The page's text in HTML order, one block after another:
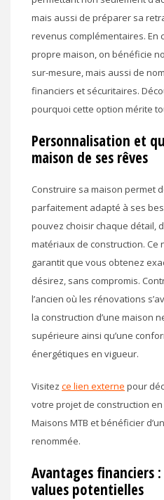
mais aussi de préparer sa
revenus complémentaires. En
propre maison, on bénéficie
sur-mesure, mais aussi de
financiers et sécuritaires.
pourquoi cette option mérite
Personnalisation et
maison de ses rêves
Construire sa maison permet
parfaitement adapté à ses
pouvez choisir chaque détail,
matériaux de construction.
garantit que vous obtenez
désirez, sans compromis.
l’ancien où les rénovations
la construction d’une maison
supérieure ainsi qu’une
énergétiques en vigueur.
Visitez ce lien externe pour
votre projet de construction
Maisons MTB et bénéficier
renommée.
Avantages financiers
values potentielles